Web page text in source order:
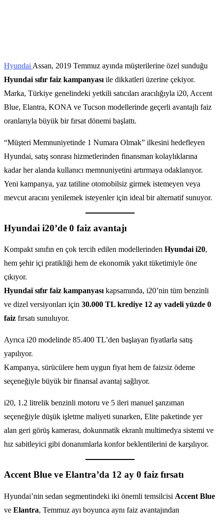
Hyundai Assan, 2019 Temmuz ayında müşterilerine özel sunduğu
Hyundai sıfır faiz kampanyası ile dikkatleri üzerine çekiyor.
Marka, Türkiye genelindeki yetkili satıcıları aracılığıyla i20, Accent
Blue, Elantra, KONA ve Tucson modellerinde geçerli avantajlı faiz
oranlarıyla büyük bir fırsat dönemi başlattı.
“Müşteri Memnuniyetinde 1 Numara Olmak” ilkesini hedefleyen
Hyundai, satış sonrası hizmetlerinden finansman kolaylıklarına
kadar her alanda kullanıcı memnuniyetini artırmaya odaklanıyor.
Yeni kampanya, yaz tatiline otomobilsiz girmek istemeyen veya
mevcut aracını yenilemek isteyenler için ideal bir alternatif sunuyor.
Hyundai i20’de 0 faiz avantajı
Kompakt sınıfın en çok tercih edilen modellerinden Hyundai i20,
hem şehir içi pratikliği hem de ekonomik yakıt tüketimiyle öne
çıkıyor.
Hyundai sıfır faiz kampanyası kapsamında, i20’nin tüm benzinli
ve dizel versiyonları için 30.000 TL krediye 12 ay vadeli yüzde 0
faiz fırsatı sunuluyor.
Ayrıca i20 modelinde 85.400 TL’den başlayan fiyatlarla satış
yapılıyor.
Kampanya, sürücülere hem uygun fiyat hem de faizsiz ödeme
seçeneğiyle büyük bir finansal avantaj sağlıyor.
i20, 1.2 litrelik benzinli motoru ve 5 ileri manuel şanzıman
seçeneğiyle düşük işletme maliyeti sunarken, Elite paketinde yer
alan geri görüş kamerası, dokunmatik ekranlı multimedya sistemi ve
hız sabitleyici gibi donanımlarla konfor beklentilerini de karşılıyor.
Accent Blue ve Elantra’da 12 ay 0 faiz fırsatı
Hyundai’nin sedan segmentindeki iki önemli temsilcisi Accent Blue
ve Elantra, Temmuz ayı boyunca aynı faiz avantajından